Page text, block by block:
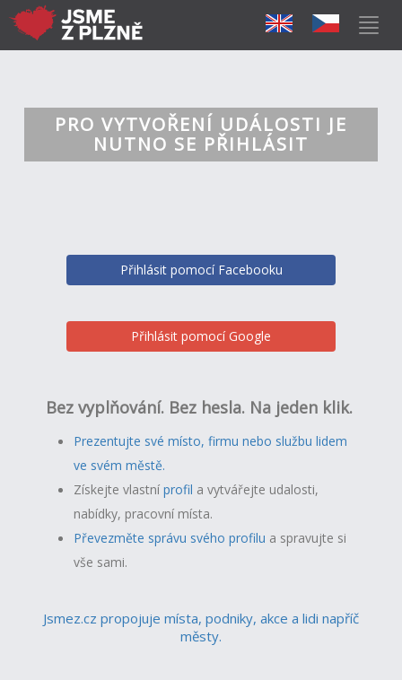
PRO VYTVOŘENÍ UDÁLOSTI JE
NUTNO SE PŘIHLÁSIT
Přihlásit pomocí Facebooku
Přihlásit pomocí Google
Bez vyplňování. Bez hesla. Na jeden klik.
Prezentujte své místo, firmu nebo službu lidem
ve svém městě.
Získejte vlastníprofil a vytvářejte udalosti,
nabídky, pracovní místa.
Převezměte správu svého profilu a spravujte si
vše sami.
Jsmez.cz propojuje místa, podniky, akce a lidi napříč
městy.